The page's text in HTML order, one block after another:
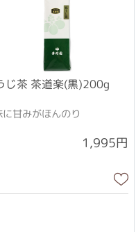
じ茶 茶道楽(黒)200g
甘みがほんのり
1,995円